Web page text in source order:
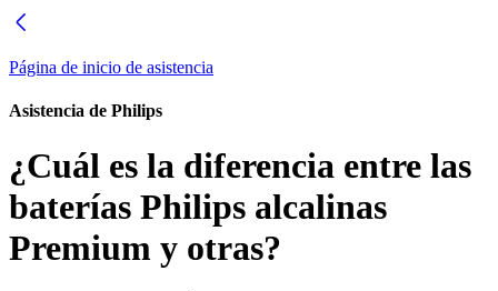
Página de inicio de asistencia
Asistencia de Philips
¿Cuál es la diferencia entre las
baterías Philips alcalinas
Premium y otras?